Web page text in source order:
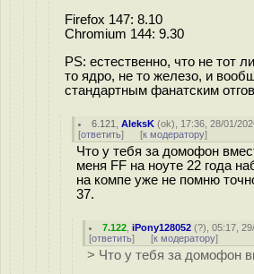
Firefox 147: 8.10
Chromium 144: 9.30
PS: естественно, что не тот
то ядро, не то железо, и
стандартным фанатским
6.121 ,AleksK (ok), 17:36, 28/01/
[ответить] [к модератору]
Что у тебя за домофон
меня FF на ноуте 22 года
на компе уже не помню
37.
7.122 ,iPony128052 (?), 05:17,
[ответить] [к модератору]
> Что у тебя за домофон